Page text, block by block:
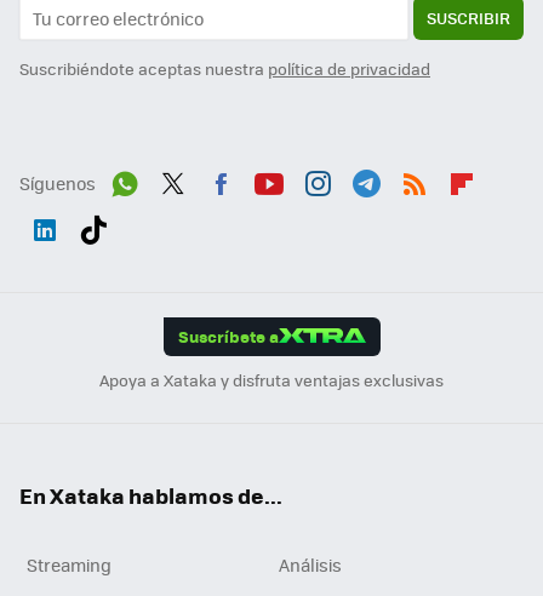
SUSCRIBIR
Suscribiéndote aceptas nuestra política de privacidad
Síguenos
Suscríbete a
Apoya a Xataka y disfruta ventajas exclusivas
En Xataka hablamos de...
Streaming
Análisis